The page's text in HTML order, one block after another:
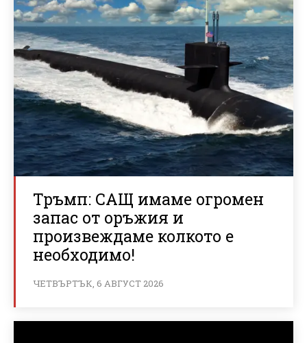
Тръмп: САЩ имаме огромен
запас от оръжия и
произвеждаме колкото е
необходимо!
ЧЕТВЪРТЪК, 6 АВГУСТ 2026